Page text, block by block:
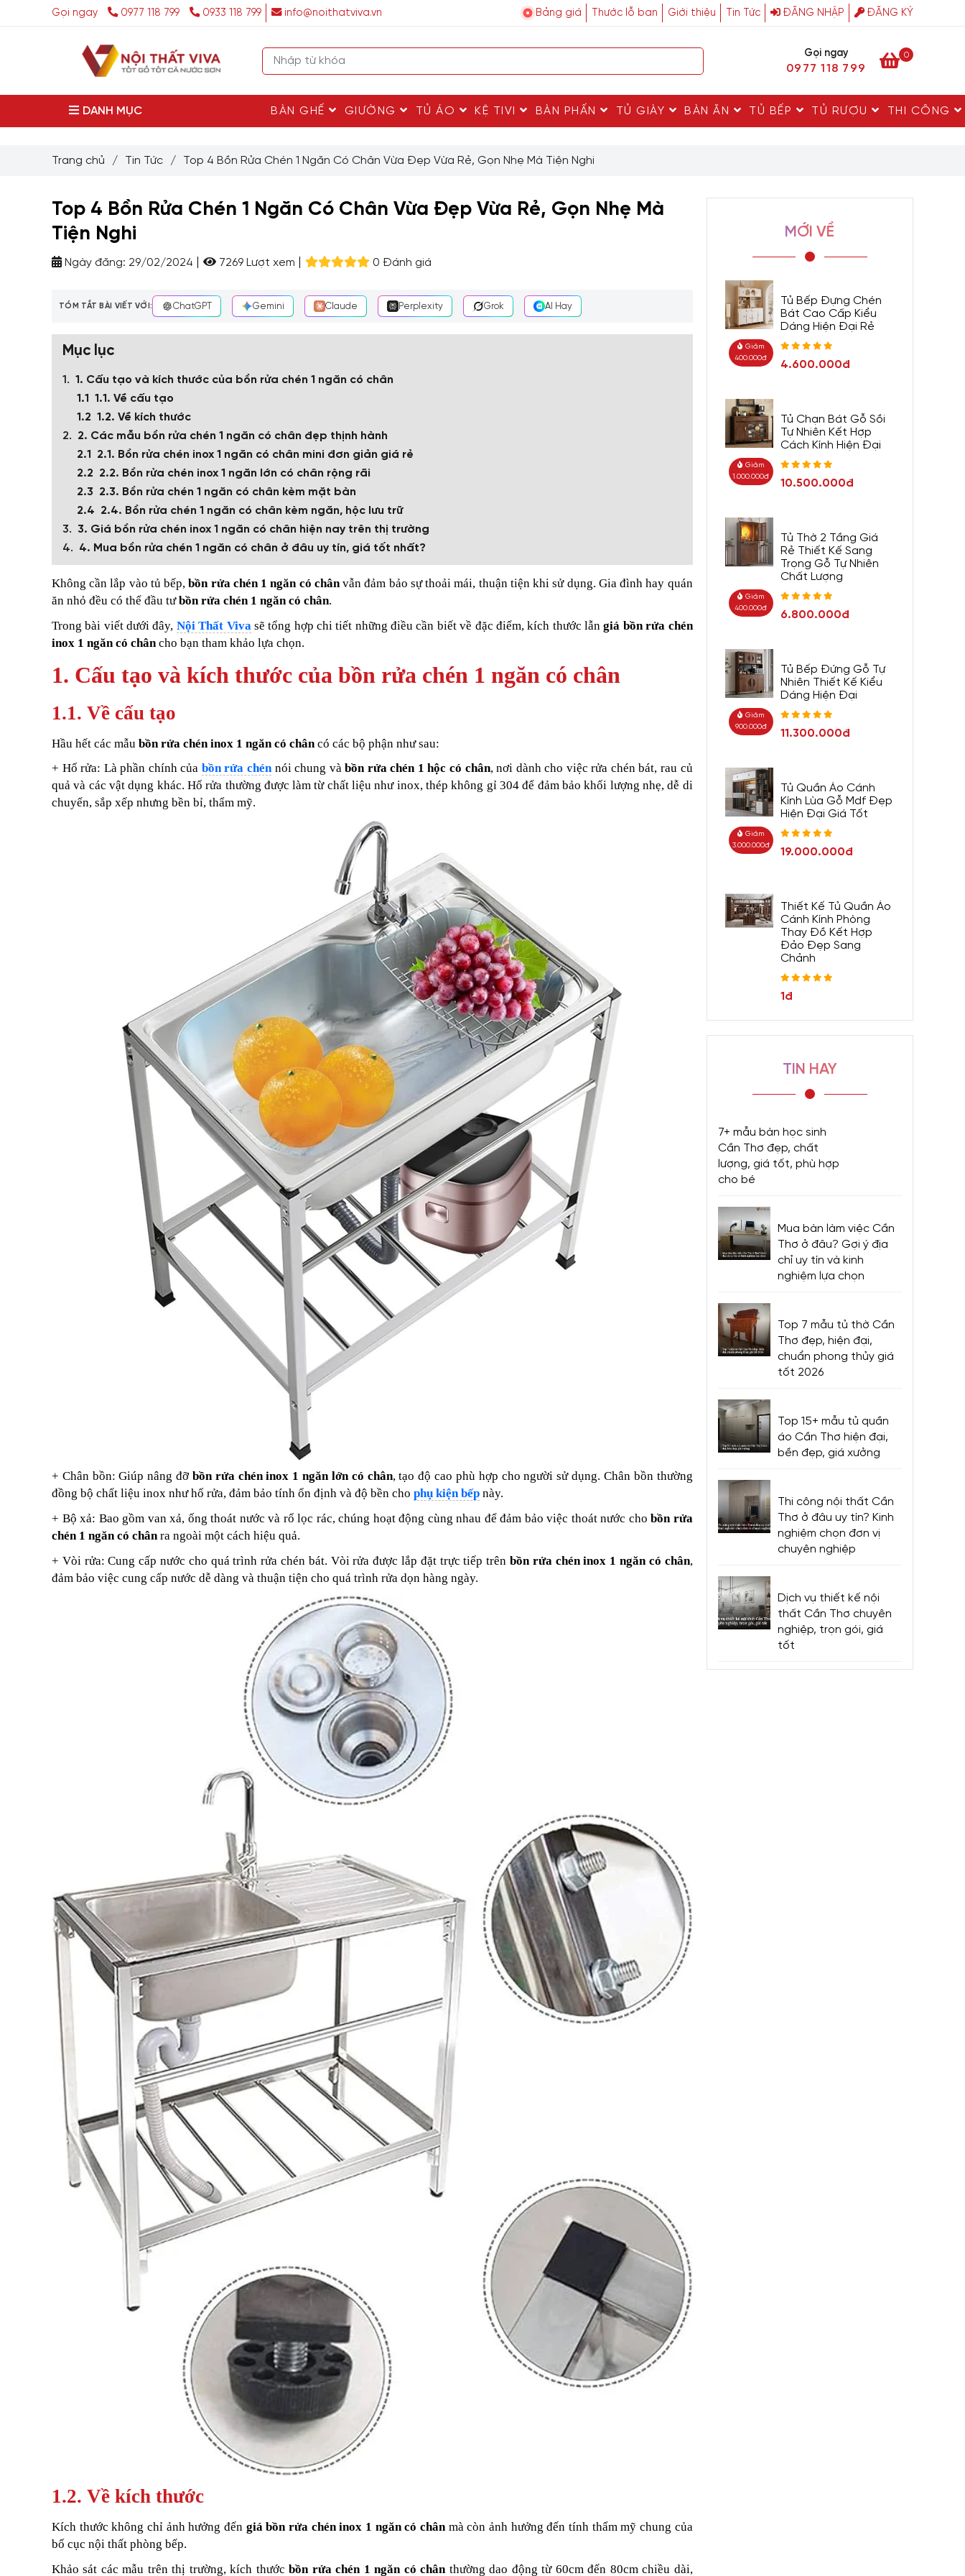
Gọi ngay 0977 118 799 0933 118 799 info@noithatviva.vn Bảng giá Thước lỗ ban Giới thiệu Tin Tức ĐĂNG NHẬP ĐĂNG KÝ
Gọi ngay
0977 118 799
0
DANH MỤC BÀN GHẾ GIƯỜNG TỦ ÁO KỆ TIVI BÀN PHẤN TỦ GIÀY BÀN ĂN TỦ BẾP TỦ RƯỢU THI CÔNG
Trang chủ / Tin Tức / Top 4 Bồn Rửa Chén 1 Ngăn Có Chân Vừa Đẹp Vừa Rẻ, Gọn Nhẹ Mà Tiện Nghi
Top 4 Bồn Rửa Chén 1 Ngăn Có Chân Vừa Đẹp Vừa Rẻ, Gọn Nhẹ Mà
Tiện Nghi
Ngày đăng: 29/02/2024 7269 Lượt xem 0 Đánh giá
TÓM TẮT BÀI VIẾT VỚI: ChatGPT Gemini Claude Perplexity Grok AI Hay
Mục lục
1. Cấu tạo và kích thước của bồn rửa chén 1 ngăn có chân
1.1. Về cấu tạo
1.2. Về kích thước
2. Các mẫu bồn rửa chén 1 ngăn có chân đẹp thịnh hành
2.1. Bồn rửa chén inox 1 ngăn có chân mini đơn giản giá rẻ
2.2. Bồn rửa chén inox 1 ngăn lớn có chân rộng rãi
2.3. Bồn rửa chén 1 ngăn có chân kèm mặt bàn
2.4. Bồn rửa chén 1 ngăn có chân kèm ngăn, hộc lưu trữ
3. Giá bồn rửa chén inox 1 ngăn có chân hiện nay trên thị trường
4. Mua bồn rửa chén 1 ngăn có chân ở đâu uy tín, giá tốt nhất?
Không cần lắp vào tủ bếp,bồn rửa chén 1 ngăn có chânvẫn đảm bảo sự thoải mái, thuận tiện khi sử dụng. Gia đình hay quán
ăn nhỏ đều có thể đầu tưbồn rửa chén 1 ngăn có chân.
Trong bài viết dưới đây, Nội Thất Viva sẽ tổng hợp chi tiết những điều cần biết về đặc điểm, kích thước lẫngiá bồn rửa chén
inox 1 ngăn có chân cho bạn tham khảo lựa chọn.
1. Cấu tạo và kích thước của bồn rửa chén 1 ngăn có chân
1.1. Về cấu tạo
Hầu hết các mẫu bồn rửa chén inox 1 ngăn có chân có các bộ phận như sau:
+ Hố rửa: Là phần chính của bồn rửa chénnói chung vàbồn rửa chén 1 hộc có chân, nơi dành cho việc rửa chén bát, rau củ
quả và các vật dụng khác. Hố rửa thường được làm từ chất liệu như inox, thép không gỉ 304 để đảm bảo khối lượng nhẹ, dễ di
chuyển, sắp xếp nhưng bền bỉ, thẩm mỹ.
+ Chân bồn: Giúp nâng đỡ bồn rửa chén inox 1 ngăn lớn có chân, tạo độ cao phù hợp cho người sử dụng. Chân bồn thường
đồng bộ chất liệu inox như hố rửa, đảm bảo tính ổn định và độ bền cho phụ kiện bếp này.
+ Bộ xả: Bao gồm van xả, ống thoát nước và rổ lọc rác, chúng hoạt động cùng nhau để đảm bảo việc thoát nước cho bồn rửa
chén 1 ngăn có chânra ngoài một cách hiệu quả.
+ Vòi rửa: Cung cấp nước cho quá trình rửa chén bát. Vòi rửa được lắp đặt trực tiếp trên bồn rửa chén inox 1 ngăn có chân,
đảm bảo việc cung cấp nước dễ dàng và thuận tiện cho quá trình rửa dọn hàng ngày.
1.2. Về kích thước
Kích thước không chỉ ảnh hưởng đến giá bồn rửa chén inox 1 ngăn có chânmà còn ảnh hưởng đến tính thẩm mỹ chung của
bố cục nội thất phòng bếp.
Khảo sát các mẫu trên thị trường, kích thướcbồn rửa chén 1 ngăn có chân thường dao động từ 60cm đến 80cm chiều dài,
MỚI VỀ
Giảm
400.000đ
Tủ Bếp Đựng Chén
Bát Cao Cấp Kiểu
Dáng Hiện Đại Rẻ
4.600.000đ
Giảm
1.000.000đ
Tủ Chạn Bát Gỗ Sồi
Tự Nhiên Kết Hợp
Cách Kính Hiện Đại
10.500.000đ
Giảm
400.000đ
Tủ Thờ 2 Tầng Giá
Rẻ Thiết Kế Sang
Trọng Gỗ Tự Nhiên
Chất Lượng
6.800.000đ
Giảm
900.000đ
Tủ Bếp Đứng Gỗ Tự
Nhiên Thiết Kế Kiểu
Dáng Hiện Đại
11.300.000đ
Giảm
3.000.000đ
Tủ Quần Áo Cánh
Kính Lùa Gỗ Mdf Đẹp
Hiện Đại Giá Tốt
19.000.000đ
Thiết Kế Tủ Quần Áo
Cánh Kính Phòng
Thay Đồ Kết Hợp
Đảo Đẹp Sang
Chảnh
1đ
TIN HAY
7+ mẫu bàn học sinh
Cần Thơ đẹp, chất
lượng, giá tốt, phù hợp
cho bé
Mua bàn làm việc Cần
Thơ ở đâu? Gợi ý địa
chỉ uy tín và kinh
nghiệm lựa chọn
Top 7 mẫu tủ thờ Cần
Thơ đẹp, hiện đại,
chuẩn phong thủy giá
tốt 2026
Top 15+ mẫu tủ quần
áo Cần Thơ hiện đại,
bền đẹp, giá xưởng
Thi công nội thất Cần
Thơ ở đâu uy tín? Kinh
nghiệm chọn đơn vị
chuyên nghiệp
Dịch vụ thiết kế nội
thất Cần Thơ chuyên
nghiệp, trọn gói, giá
tốt